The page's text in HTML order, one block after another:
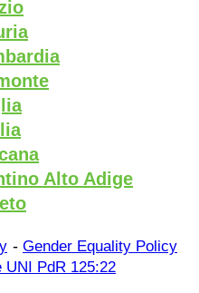
Alto Adige
- Gender Equality Policy
PdR 125:22